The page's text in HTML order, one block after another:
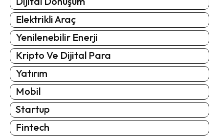
Elektrikli Araç
Yenilenebilir Enerji
Kripto Ve Dijital Para
Yatırım
Mobil
Startup
Fintech